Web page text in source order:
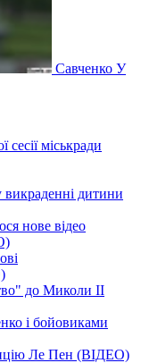
Савченко У
сесії міськради
викраденні дитини
нове відео
до Миколи ІІ
і бойовиками
Ле Пен (ВІДЕО)